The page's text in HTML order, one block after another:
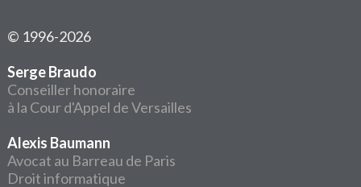
© 1996-2026
Serge Braudo
Conseiller honoraire
à la Cour d'Appel de Versailles
Alexis Baumann
Avocat au Barreau de Paris
Droit informatique